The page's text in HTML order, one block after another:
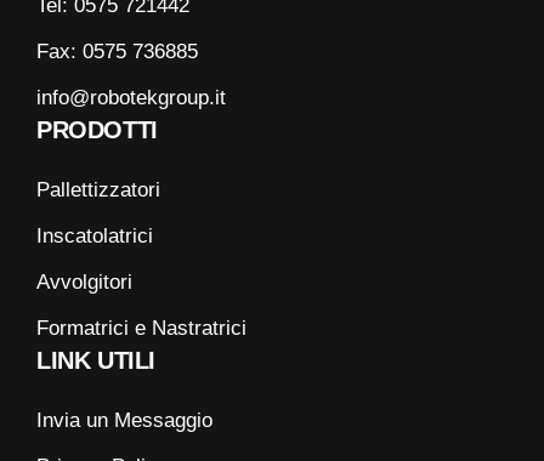
Tel: 0575 721442
Fax: 0575 736885
info@robotekgroup.it
PRODOTTI
Pallettizzatori
Inscatolatrici
Avvolgitori
Formatrici e Nastratrici
LINK UTILI
Invia un Messaggio